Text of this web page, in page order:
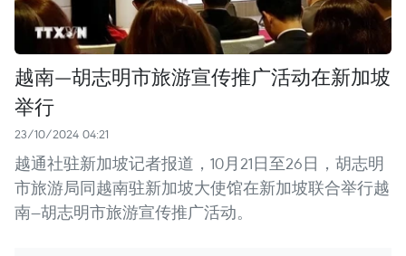
越南—胡志明市旅游宣传推广活动在新加坡
举行
23/10/2024 04:21
越通社驻新加坡记者报道，10月21日至26日，胡志明
市旅游局同越南驻新加坡大使馆在新加坡联合举行越
南—胡志明市旅游宣传推广活动。